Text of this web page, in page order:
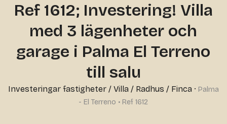
Ref 1612; Investering! Villa
med 3 lägenheter och
garage i Palma El Terreno
till salu
Investeringar fastigheter/ Villa / Radhus / Finca· Palma
- El Terreno • Ref 1612